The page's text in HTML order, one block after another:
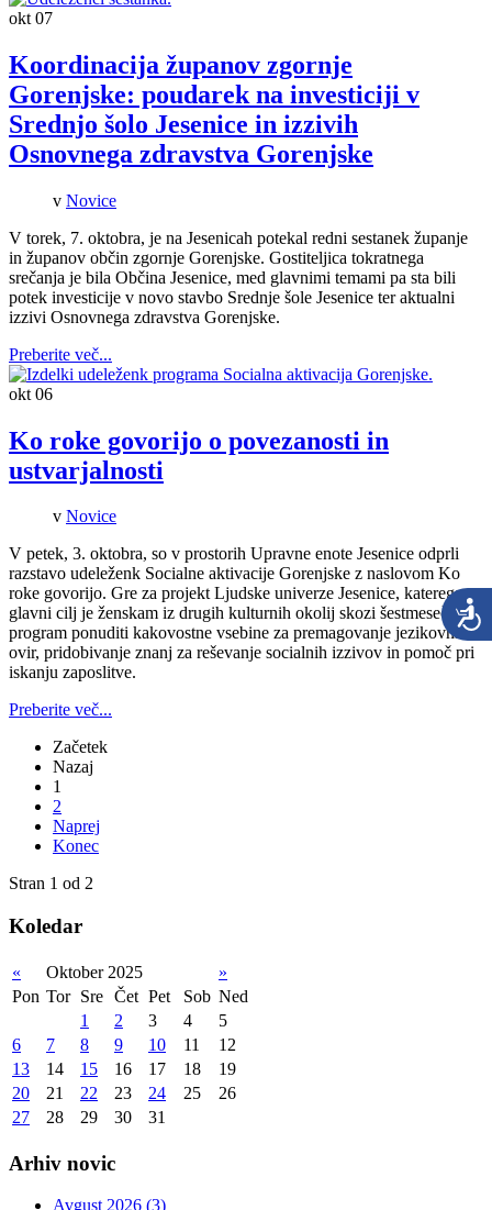
okt 07
Koordinacija županov zgornje
Gorenjske: poudarek na investiciji v
Srednjo šolo Jesenice in izzivih
Osnovnega zdravstva Gorenjske
v Novice
V torek, 7. oktobra, je na Jesenicah potekal redni sestanek županje
in županov občin zgornje Gorenjske. Gostiteljica tokratnega
srečanja je bila Občina Jesenice, med glavnimi temami pa sta bili
potek investicije v novo stavbo Srednje šole Jesenice ter aktualni
izzivi Osnovnega zdravstva Gorenjske.
Preberite več...
okt 06
Ko roke govorijo o povezanosti in
ustvarjalnosti
v Novice
V petek, 3. oktobra, so v prostorih Upravne enote Jesenice odprli
razstavo udeleženk Socialne aktivacije Gorenjske z naslovom Ko
roke govorijo. Gre za projekt Ljudske univerze Jesenice, katerega
glavni cilj je ženskam iz drugih kulturnih okolij skozi šestmesečni
program ponuditi kakovostne vsebine za premagovanje jezikovnih
ovir, pridobivanje znanj za reševanje socialnih izzivov in pomoč pri
iskanju zaposlitve.
Preberite več...
Začetek
Nazaj
1
2
Naprej
Konec
Stran 1 od 2
Koledar
« Oktober 2025
»
Pon Tor Sre Čet Pet Sob Ned
1
2 3 4
5
6
7 8 9 10 11
12
13
14 15 16 17 18
19
20
21 22 23 24 25
26
27
28 29 30 31
Arhiv novic
Avgust 2026 (3)